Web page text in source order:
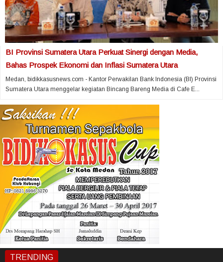
BI Provinsi Sumatera Utara Perkuat Sinergi dengan Media,
Bahas Prospek Ekonomi dan Inflasi Sumatera Utara
Medan, bidikkasusnews.com - Kantor Perwakilan Bank Indonesia (BI) Provinsi
Sumatera Utara menggelar kegiatan Bincang Bareng Media di Cafe E...
TRENDING